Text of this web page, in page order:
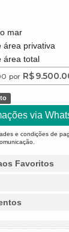
mar
área privativa
área total
por R$
via
e condições de
Favoritos